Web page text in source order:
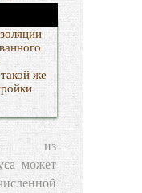
же
из
может